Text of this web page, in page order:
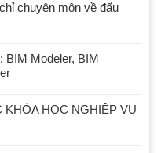
chuyên môn về đấu
BIM Modeler, BIM
KHÓA HỌC NGHIỆP VỤ